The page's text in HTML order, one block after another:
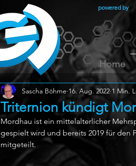
powered by
Home
Triternion kündigt
Sascha Böhme 16. Aug. 2022 1 Min.
Mordhau ist ein mittelalterlicher
gespielt wird und bereits 2019 für den
mitgeteilt.